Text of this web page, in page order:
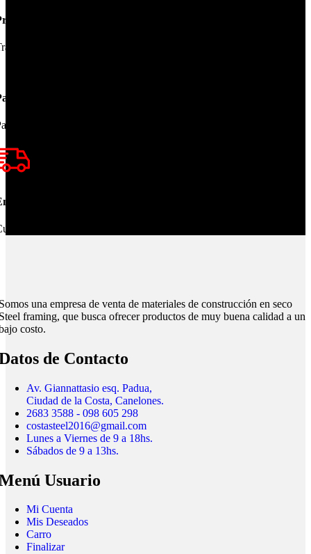
de Calidad
las mejores marcas.
Seguros.
online en nuestra web.
Montevideo e Interior.
todo el país.
una empresa de venta de materiales de construcción en seco
framing, que busca ofrecer productos de muy buena calidad a un
costo.
de Contacto
Av. Giannattasio esq. Padua,
Ciudad de la Costa, Canelones.
2683 3588 - 098 605 298
costasteel2016@gmail.com
Lunes a Viernes de 9 a 18hs.
Sábados de 9 a 13hs.
Usuario
Mi Cuenta
Mis Deseados
Carro
Finalizar